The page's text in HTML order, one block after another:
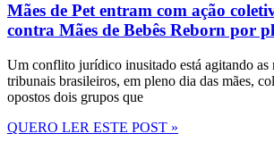
Mães de Pet entram com ação
contra Mães de Bebês Reborn por
Um conflito jurídico inusitado está agitando as
tribunais brasileiros, em pleno dia das mães,
opostos dois grupos que
QUERO LER ESTE POST »